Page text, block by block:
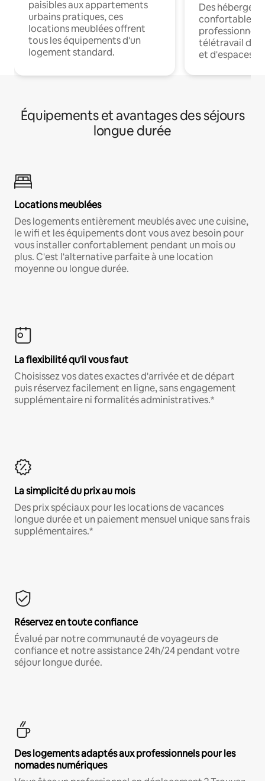
paisibles aux appartements
urbains pratiques, ces
locations meublées offrent
tous les équipements d'un
logement standard.
Des
confortables
professionnels
télétravail
et d'espaces
Équipements et avantages des séjours
longue durée
Locations meublées
Des logements entièrement meublés avec une cuisine,
le wifi et les équipements dont vous avez besoin pour
vous installer confortablement pendant un mois ou
plus. C'est l'alternative parfaite à une location
moyenne ou longue durée.
La flexibilité qu'il vous faut
Choisissez vos dates exactes d'arrivée et de départ
puis réservez facilement en ligne, sans engagement
supplémentaire ni formalités administratives.*
La simplicité du prix au mois
Des prix spéciaux pour les locations de vacances
longue durée et un paiement mensuel unique sans frais
supplémentaires.*
Réservez en toute confiance
Évalué par notre communauté de voyageurs de
confiance et notre assistance 24h/24 pendant votre
séjour longue durée.
Des logements adaptés aux professionnels pour les
nomades numériques